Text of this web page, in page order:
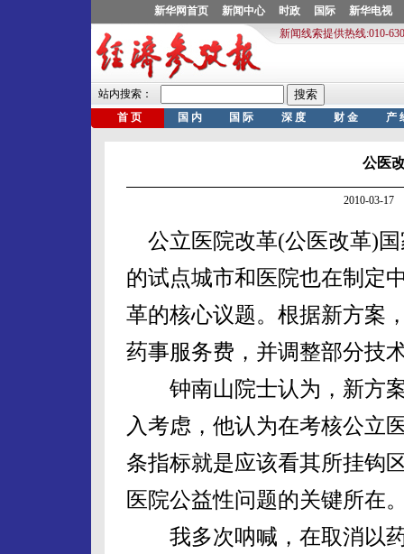
公医
2010-03-17
公立医院改革(公医改革)
的试点城市和医院也在制定
革的核心议题。根据新方案
药事服务费，并调整部分技
钟南山院士认为，新方案
入考虑，他认为在考核公立
条指标就是应该看其所挂钩
医院公益性问题的关键所在
我多次呐喊，在取消以药